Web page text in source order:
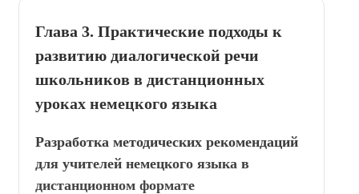
Глава 3. Практические подходы к
развитию диалогической речи
школьников в дистанционных
уроках немецкого языка
Разработка методических рекомендаций
для учителей немецкого языка в
дистанционном формате